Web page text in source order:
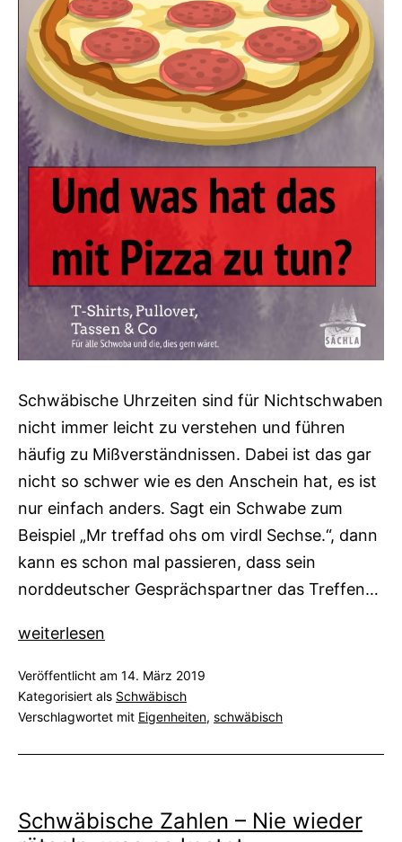
Schwäbische Uhrzeiten sind für Nichtschwaben
nicht immer leicht zu verstehen und führen
häufig zu Mißverständnissen. Dabei ist das gar
nicht so schwer wie es den Anschein hat, es ist
nur einfach anders. Sagt ein Schwabe zum
Beispiel „Mr treffad ohs om virdl Sechse.“, dann
kann es schon mal passieren, dass sein
norddeutscher Gesprächspartner das Treffen…
Schwäbische
–
Und
sie
Pizza
zu
weiterlesen
Veröffentlicht am 14. März 2019
Kategorisiert als Schwäbisch
Verschlagwortet mit Eigenheiten, schwäbisch
Schwäbische Zahlen – Nie wieder